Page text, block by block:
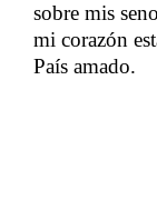
sobre mis
mi corazón
País amado.